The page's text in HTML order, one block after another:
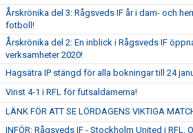
Årskrönika del 3: Rågsveds IF år i dam- och
fotboll!
Årskrönika del 2: En inblick i Rågsveds IF
verksamheter 2020!
Hagsätra IP stängd för alla bokningar till 24
Vinst 4-1 i RFL för futsaldamerna!
LÄNK FÖR ATT SE LÖRDAGENS VIKTIGA
INFÖR: Rågsveds IF - Stockholm United i RFL.